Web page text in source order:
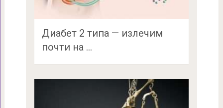
Диабет 2 типа — излечим
почти на …